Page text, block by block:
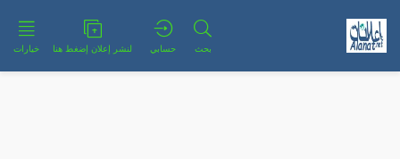
بحث حسابي لنشر إعلان إضغط هنا خيارات